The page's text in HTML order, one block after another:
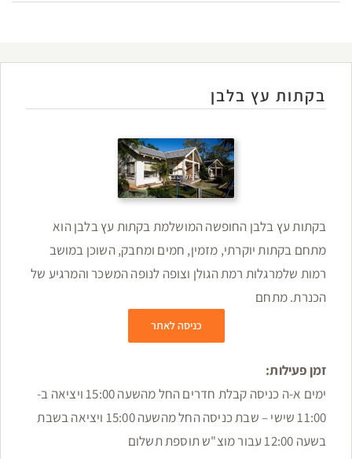
בקתות עץ בלבן
בקתות עץ בלבן החופשה המושלמת בקתות עץ בלבן הוא
מתחם בקתות יוקרתי, מזמין, חמים ומחבק, השוכן במושב
רמות שלמרגלות רמת הגולן וצופה לנופה המשכר והמרגיע של
הכנרת. מתחם
כניסה לאתר
זמן פעילות:
ימים א-ה כניסה קבלת חדרים החל מהשעה 15:00 ויציאה ב-
11:00 שישי – שבת כניסה החל מהשעה 15:00 ויציאה בשבת
בשעה 12:00 עבור מוצ"ש תוספת תשלום